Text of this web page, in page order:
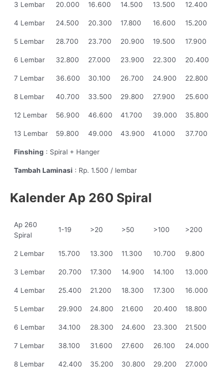
3 Lembar 20.000 16.600 14.500 13.500 12.400
4 Lembar 24.500 20.300 17.800 16.600 15.200
5 Lembar 28.700 23.700 20.900 19.500 17.900
6 Lembar 32.800 27.000 23.900 22.300 20.400
7 Lembar 36.600 30.100 26.700 24.900 22.800
8 Lembar 40.700 33.500 29.800 27.900 25.600
12 Lembar 56.900 46.600 41.700 39.000 35.800
13 Lembar 59.800 49.000 43.900 41.000 37.700
Finshing : Spiral + Hanger
Tambah Laminasi : Rp. 1.500 / lembar
Kalender Ap 260 Spiral
Ap 260
Spiral
1-19 >20 >50 >100 >200
2 Lembar 15.700 13.300 11.300 10.700 9.800
3 Lembar 20.700 17.300 14.900 14.100 13.000
4 Lembar 25.400 21.200 18.300 17.300 16.000
5 Lembar 29.900 24.800 21.600 20.400 18.800
6 Lembar 34.100 28.300 24.600 23.300 21.500
7 Lembar 38.100 31.600 27.600 26.100 24.000
8 Lembar 42.400 35.200 30.800 29.200 27.000